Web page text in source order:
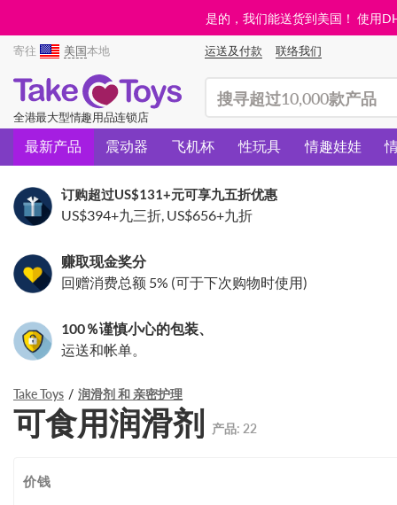
是的，我们能送货到美国！ 使用
寄往 美国本地 运送及付款 联络我们
全港最大型情趣用品连锁店
最新产品 震动器 飞机杯 性玩具 情趣娃娃
订购超过US$131+元可享九五折优惠
US$394+九三折, US$656+九折
赚取现金奖分
回赠消费总额 5% (可于下次购物时使用)
100％谨慎小心的包装、
运送和帐单。
Take Toys 润滑剂 和 亲密护理
可食用润滑剂 产品: 22
价钱